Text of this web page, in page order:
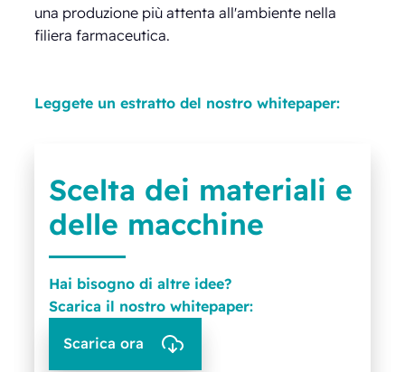
una produzione più attenta all'ambiente nella
filiera farmaceutica.
Leggete un estratto del nostro whitepaper:
Scelta dei materiali e
delle macchine
Hai bisogno di altre idee?
Scarica il nostro whitepaper:
Scarica ora